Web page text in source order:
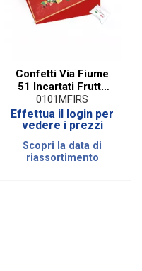
Confetti Via Fiume
51 Incartati Frutta
Rosso|500 Gr
0101MFIRS
Effettua il login per
vedere i prezzi
Scopri la data di
riassortimento